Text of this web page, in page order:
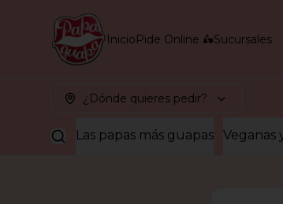
InicioPide Online 🛵Sucursales
¿Dónde quieres pedir?
Las papas más guapas Veganas